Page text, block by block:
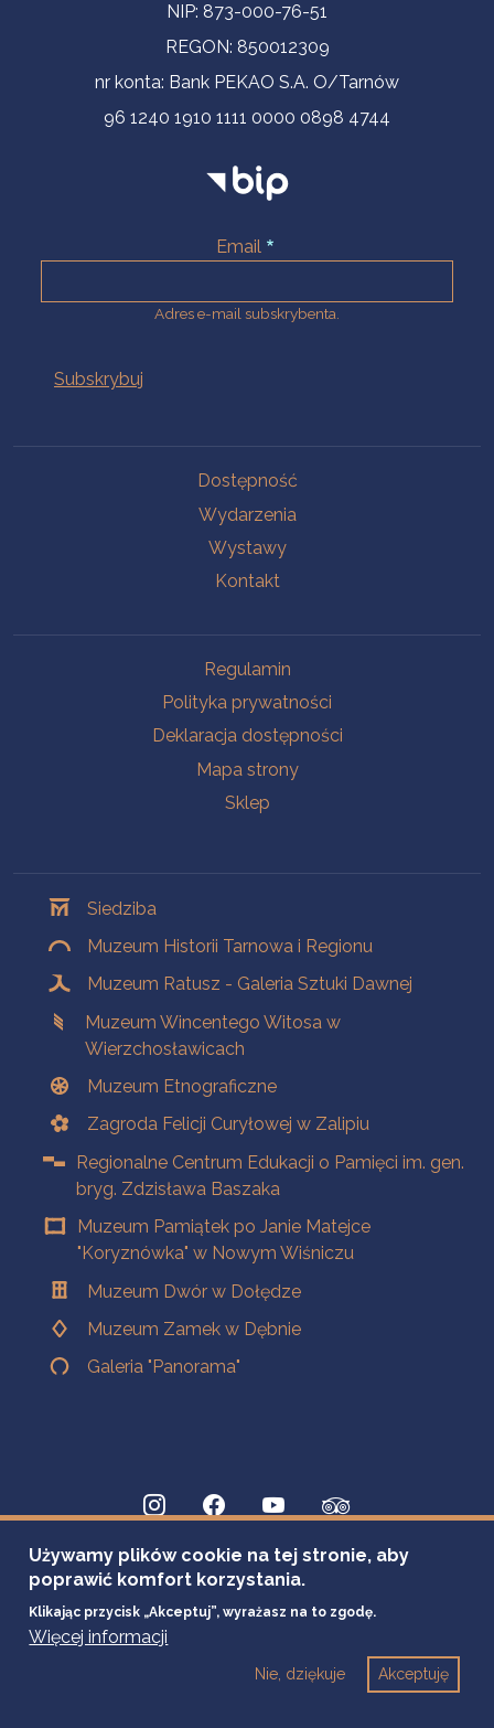
NIP: 873-000-76-51
REGON: 850012309
nr konta: Bank PEKAO S.A. O/Tarnów
96 1240 1910 1111 0000 0898 4744
Email
Adres e-mail subskrybenta.
Dostępność
Wydarzenia
Wystawy
Kontakt
Regulamin
Polityka prywatności
Deklaracja dostępności
Mapa strony
Sklep
Siedziba
Muzeum Historii Tarnowa i Regionu
Muzeum Ratusz - Galeria Sztuki Dawnej
Muzeum Wincentego Witosa w
Wierzchosławicach
Muzeum Etnograficzne
Zagroda Felicji Curyłowej w Zalipiu
Regionalne Centrum Edukacji o Pamięci im. gen.
bryg. Zdzisława Baszaka
Muzeum Pamiątek po Janie Matejce
"Koryznówka" w Nowym Wiśniczu
Muzeum Dwór w Dołędze
Muzeum Zamek w Dębnie
Galeria "Panorama"
Używamy plików cookie na tej stronie, aby
poprawić komfort korzystania.
Klikając przycisk „Akceptuj”, wyrażasz na to zgodę.
Więcej informacji
Akceptuję
Nie, dziękuje